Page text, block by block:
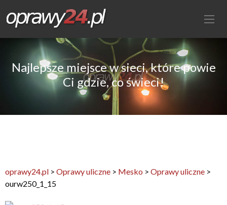
Najlepsze miejsce w sieci, które powie
Ci gdzie, co świeci!
oprawy24.pl > Oprawy uliczne > Mesko > Oprawy uliczne >
ourw250_1_15